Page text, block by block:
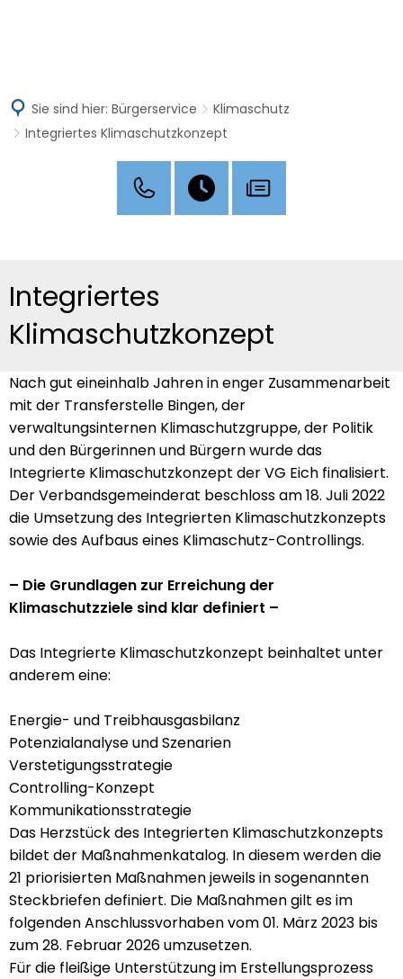
Sie sind hier: Bürgerservice
Klimaschutz
Integriertes Klimaschutzkonzept
Integriertes
Klimaschutzkonzept
Nach gut eineinhalb Jahren in enger Zusammenarbeit
mit der Transferstelle Bingen, der
verwaltungsinternen Klimaschutzgruppe, der Politik
und den Bürgerinnen und Bürgern wurde das
Integrierte Klimaschutzkonzept der VG Eich finalisiert.
Der Verbandsgemeinderat beschloss am 18. Juli 2022
die Umsetzung des Integrierten Klimaschutzkonzepts
sowie des Aufbaus eines Klimaschutz-Controllings.
– Die Grundlagen zur Erreichung der
Klimaschutzziele sind klar definiert –
Das Integrierte Klimaschutzkonzept beinhaltet unter
anderem eine:
Energie- und Treibhausgasbilanz
Potenzialanalyse und Szenarien
Verstetigungsstrategie
Controlling-Konzept
Kommunikationsstrategie
Das Herzstück des Integrierten Klimaschutzkonzepts
bildet der Maßnahmenkatalog. In diesem werden die
21 priorisierten Maßnahmen jeweils in sogenannten
Steckbriefen definiert. Die Maßnahmen gilt es im
folgenden Anschlussvorhaben vom 01. März 2023 bis
zum 28. Februar 2026 umzusetzen.
Für die fleißige Unterstützung im Erstellungsprozess